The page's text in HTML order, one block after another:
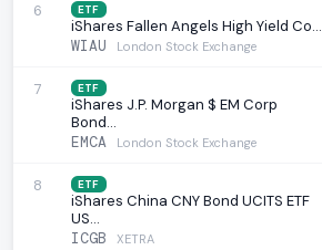
6 ETF
iShares Fallen Angels High Yield Co…
WIAU
London Stock Exchange
7 ETF
iShares J.P. Morgan $ EM Corp
Bond…
EMCA
London Stock Exchange
8 ETF
iShares China CNY Bond UCITS ETF
US…
ICGB
XETRA